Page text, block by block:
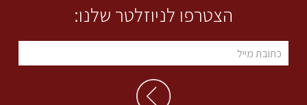
הצטרפו לניוזלטר שלנו: